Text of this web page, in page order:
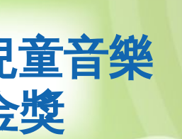
童音樂
獎